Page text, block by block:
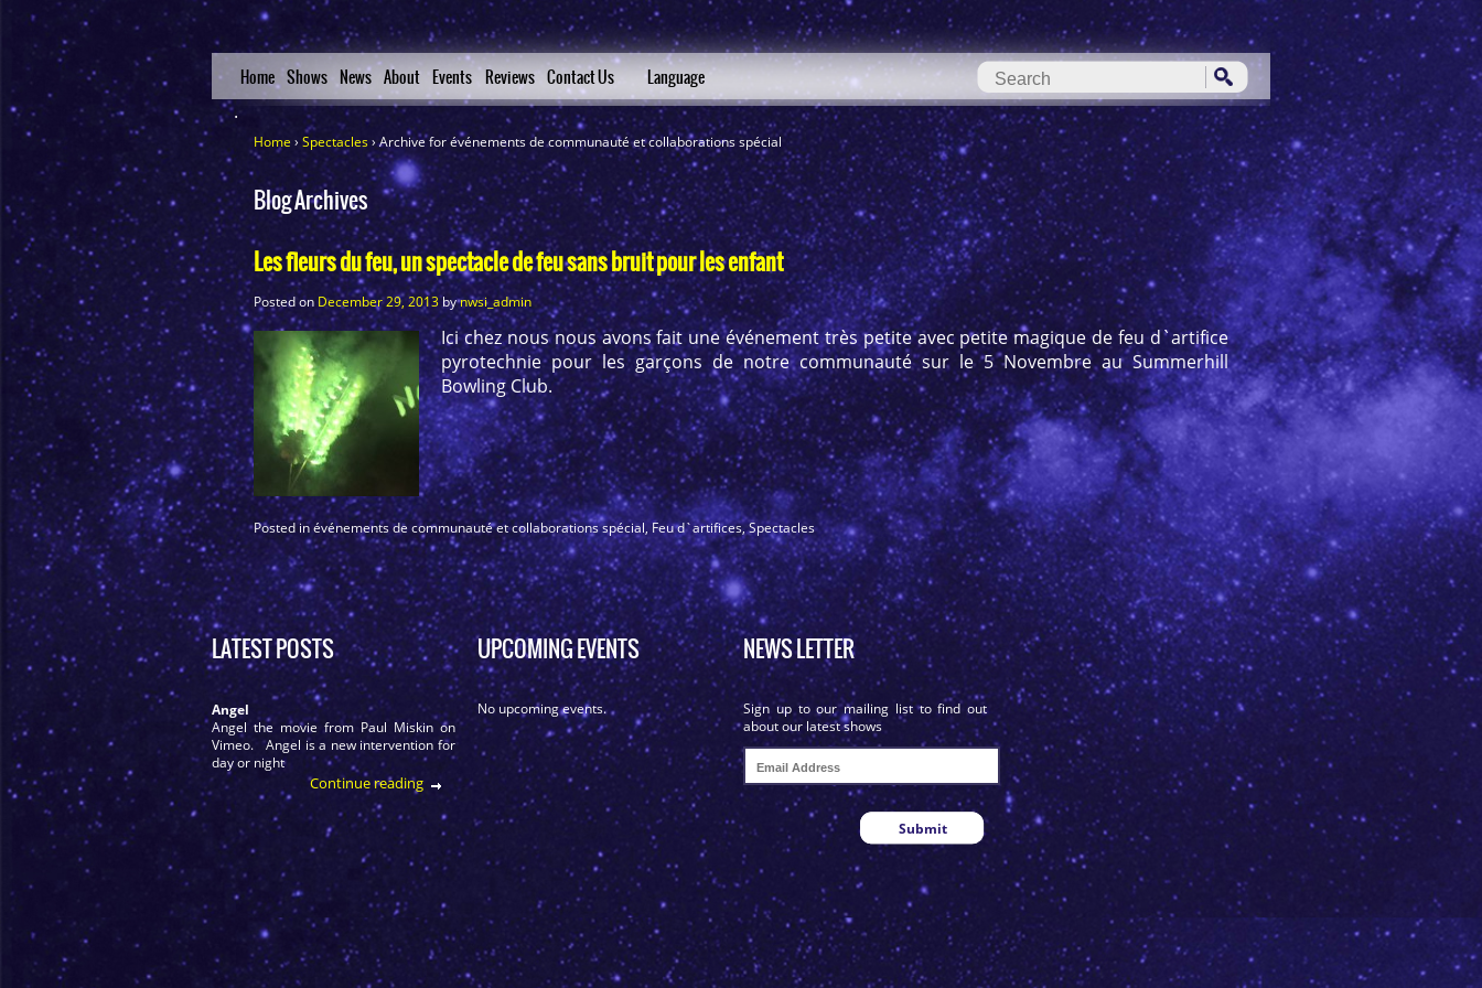
Home Shows News About Events Reviews Contact Us Language
Home › Spectacles› Archive for événements de communauté et collaborations spécial
Blog Archives
Les fleurs du feu, un spectacle de feu sans bruit pour les enfant
Posted on December 29, 2013bynwsi_admin
Ici chez nous nous avons fait une événement très petite avec petite magique de feu d`artifice
pyrotechnie pour les garçons de notre communauté sur le 5 Novembre au Summerhill
Bowling Club.
Posted inévénements de communauté et collaborations spécial,Feu d`artifices,Spectacles
LATEST POSTS
Angel
Angel the movie from Paul Miskin on
Vimeo. Angel is a new intervention for
day or night
Continue reading
UPCOMING EVENTS
No upcoming events.
NEWS LETTER
Sign up to our mailing list to find out
about our latest shows
Submit